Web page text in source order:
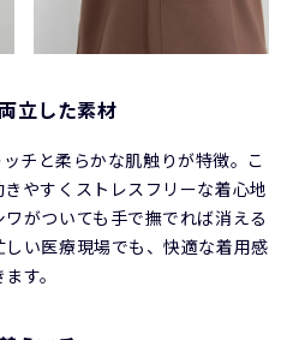
立した素材
チと柔らかな肌触りが特徴。こ
やすくストレスフリーな着心地
がついても手で撫でれば消える
い医療現場でも、快適な着用感
す。